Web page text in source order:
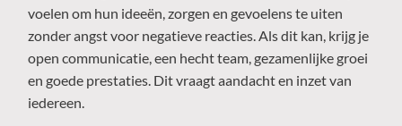
voelen om hun ideeën, zorgen en gevoelens te uiten
zonder angst voor negatieve reacties. Als dit kan, krijg je
open communicatie, een hecht team, gezamenlijke groei
en goede prestaties. Dit vraagt aandacht en inzet van
iedereen.